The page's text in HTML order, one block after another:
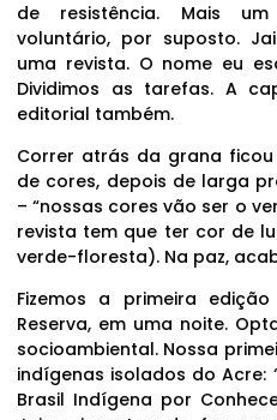
de resistência. Mais
voluntário, por suposto.
uma revista. O nome eu
Dividimos as tarefas. A
editorial também.
Correr atrás da grana
de cores, depois de larga
– “nossas cores vão ser o
revista tem que ter cor de
verde-floresta). Na paz,
Fizemos a primeira
Reserva, em uma noite.
socioambiental. Nossa
indígenas isolados do Acre:
Brasil Indígena por